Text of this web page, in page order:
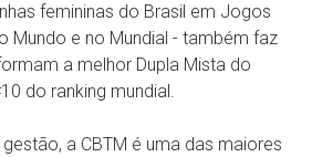
femininas do Brasil em Jogos
Mundo e no Mundial - também faz
a melhor Dupla Mista do
do ranking mundial.
a CBTM é uma das maiores